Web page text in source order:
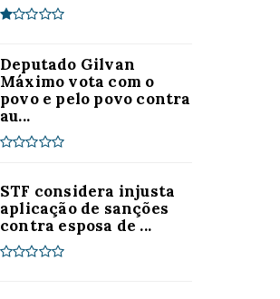
Deputado Gilvan
Máximo vota com o
povo e pelo povo contra
au...
STF considera injusta
aplicação de sanções
contra esposa de ...